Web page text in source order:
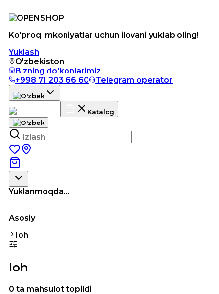
Ko'proq imkoniyatlar uchun ilovani yuklab oling!
Yuklash
O'zbekiston
Bizning do'konlarimiz
+998 71 203 66 60
Telegram operator
Katalog
Yuklanmoqda...
Asosiy
Ioh
Ioh
0 ta mahsulot topildi